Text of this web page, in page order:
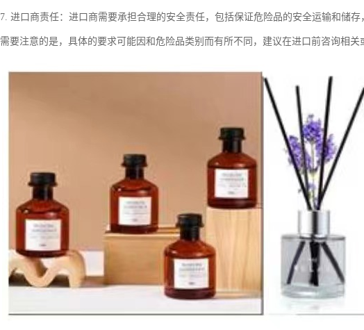
7. 进口商责任：进口商需要承担合理的安全责任，包括保证危险品的安全运输和储
需要注意的是，具体的要求可能因和危险品类别而有所不同，建议在进口前咨询相